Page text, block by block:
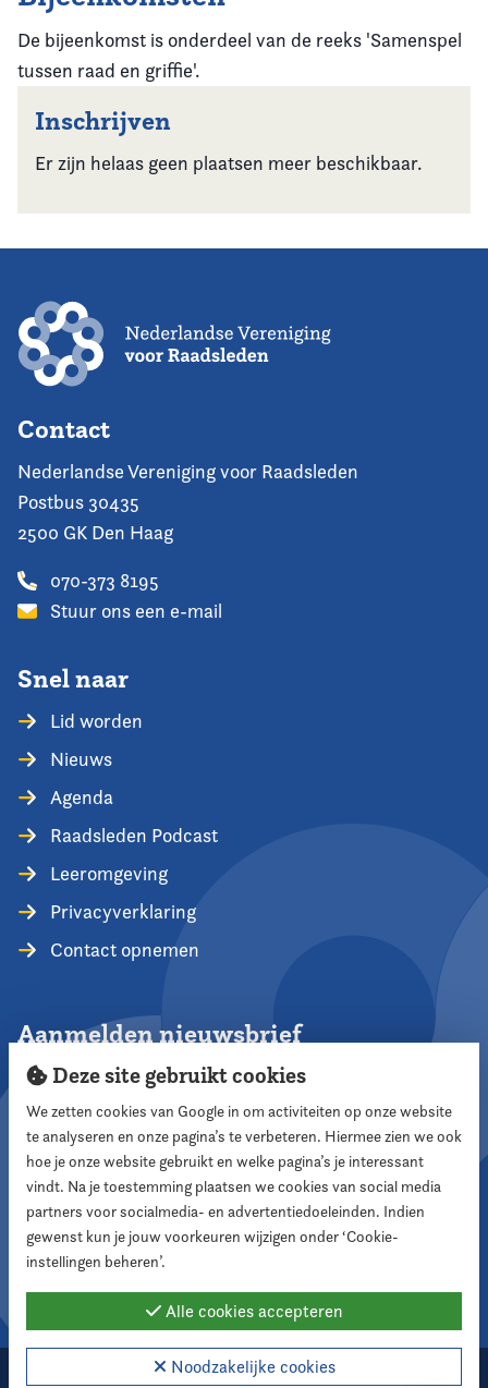
De bijeenkomst is onderdeel van de reeks 'Samenspel
tussen raad en griffie'.
Inschrijven
Er zijn helaas geen plaatsen meer beschikbaar.
Contact
Nederlandse Vereniging voor Raadsleden
Postbus 30435
2500 GK Den Haag
070-373 8195
Stuur ons een e-mail
Snel naar
Lid worden
Nieuws
Agenda
Raadsleden Podcast
Leeromgeving
Privacyverklaring
Contact opnemen
Aanmelden nieuwsbrief
Aanmelden
Volg ons
2026 Nederlandse Vereniging voor Raadsleden
Deze site gebruikt cookies
We zetten cookies van Google in om activiteiten op onze website
te analyseren en onze pagina’s te verbeteren. Hiermee zien we ook
hoe je onze website gebruikt en welke pagina’s je interessant
vindt. Na je toestemming plaatsen we cookies van social media
partners voor socialmedia- en advertentiedoeleinden. Indien
gewenst kun je jouw voorkeuren wijzigen onder ‘Cookie-
instellingen beheren’.
Alle cookies accepteren
Noodzakelijke cookies